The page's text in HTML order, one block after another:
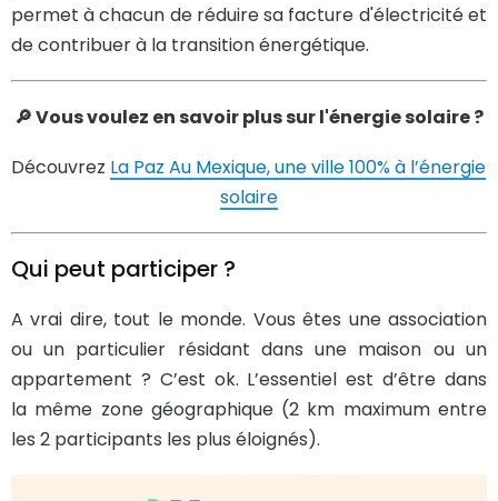
permet à chacun de réduire sa facture d'électricité et
de contribuer à la transition énergétique.
🔎 Vous voulez en savoir plus sur l'énergie solaire ?
Découvrez La Paz Au Mexique, une ville 100% à l’énergie
solaire
Qui peut participer ?
A vrai dire, tout le monde. Vous êtes une association
ou un particulier résidant dans une maison ou un
appartement ? C’est ok. L’essentiel est d’être dans
la même zone géographique (2 km maximum entre
les 2 participants les plus éloignés).